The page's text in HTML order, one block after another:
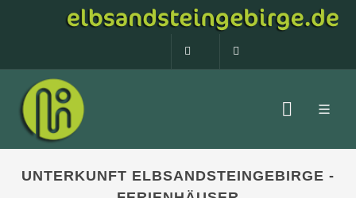
0160 99873408
UNTERKUNFT ELBSANDSTEINGEBIRGE -